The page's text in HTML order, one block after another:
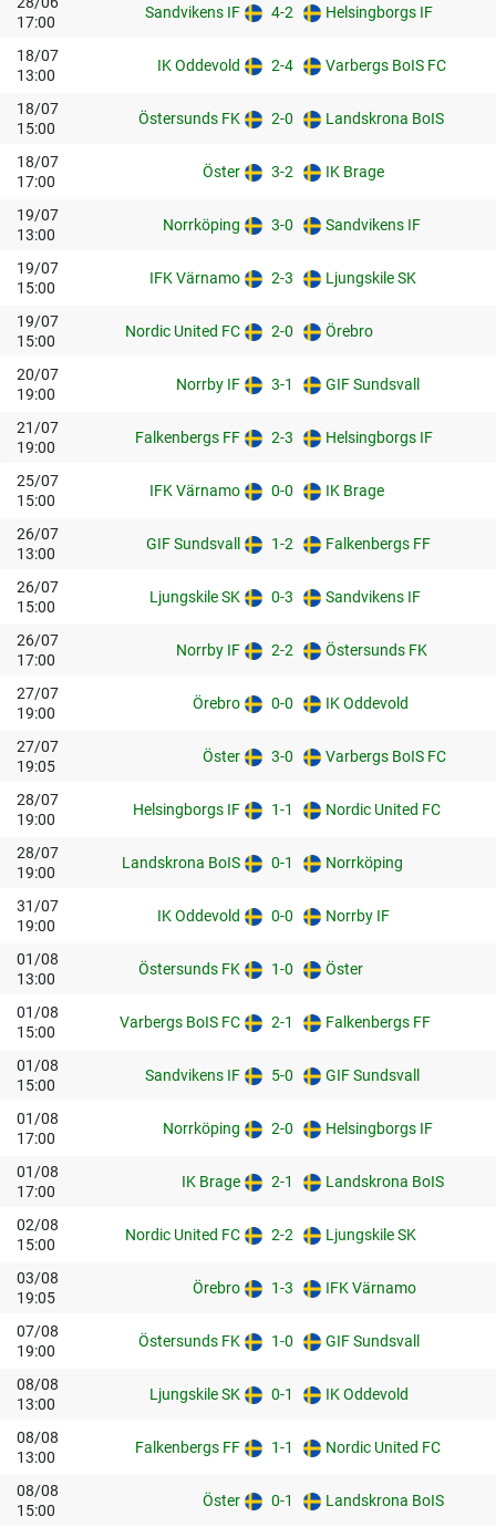
17:00
Sandvikens IF 4-2 Helsingborgs IF
18/07
13:00
IK Oddevold 2-4 Varbergs BoIS FC
18/07
15:00
Östersunds FK 2-0 Landskrona BoIS
18/07
17:00
Öster 3-2 IK Brage
19/07
13:00
Norrköping 3-0 Sandvikens IF
19/07
15:00
IFK Värnamo 2-3 Ljungskile SK
19/07
15:00
Nordic United FC 2-0 Örebro
20/07
19:00
Norrby IF 3-1 GIF Sundsvall
21/07
19:00
Falkenbergs FF 2-3 Helsingborgs IF
25/07
15:00
IFK Värnamo 0-0 IK Brage
26/07
13:00
GIF Sundsvall 1-2 Falkenbergs FF
26/07
15:00
Ljungskile SK 0-3 Sandvikens IF
26/07
17:00
Norrby IF 2-2 Östersunds FK
27/07
19:00
Örebro 0-0 IK Oddevold
27/07
19:05
Öster 3-0 Varbergs BoIS FC
28/07
19:00
Helsingborgs IF 1-1 Nordic United FC
28/07
19:00
Landskrona BoIS 0-1 Norrköping
31/07
19:00
IK Oddevold 0-0 Norrby IF
01/08
13:00
Östersunds FK 1-0 Öster
01/08
15:00
Varbergs BoIS FC 2-1 Falkenbergs FF
01/08
15:00
Sandvikens IF 5-0 GIF Sundsvall
01/08
17:00
Norrköping 2-0 Helsingborgs IF
01/08
17:00
IK Brage 2-1 Landskrona BoIS
02/08
15:00
Nordic United FC 2-2 Ljungskile SK
03/08
19:05
Örebro 1-3 IFK Värnamo
07/08
19:00
Östersunds FK 1-0 GIF Sundsvall
08/08
13:00
Ljungskile SK 0-1 IK Oddevold
08/08
13:00
Falkenbergs FF 1-1 Nordic United FC
08/08
15:00
Öster 0-1 Landskrona BoIS